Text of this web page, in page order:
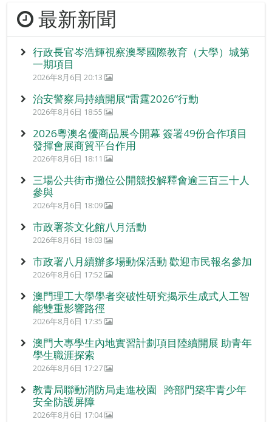
最新新聞
行政長官岑浩輝視察澳琴國際教育（大學）城第
一期項目
2026年8月6日 20:13
治安警察局持續開展“雷霆2026”行動
2026年8月6日 18:55
2026粵澳名優商品展今開幕 簽署49份合作項目
發揮會展商貿平台作用
2026年8月6日 18:11
三場公共街市攤位公開競投解釋會逾三百三十人
參與
2026年8月6日 18:09
市政署茶文化館八月活動
2026年8月6日 18:03
市政署八月續辦多場動保活動 歡迎市民報名參加
2026年8月6日 17:52
澳門理工大學學者突破性研究揭示生成式人工智
能雙重影響路徑
2026年8月6日 17:35
澳門大專學生內地實習計劃項目陸續開展 助青年
學生職涯探索
2026年8月6日 17:27
教青局聯動消防局走進校園 跨部門築牢青少年
安全防護屏障
2026年8月6日 17:04